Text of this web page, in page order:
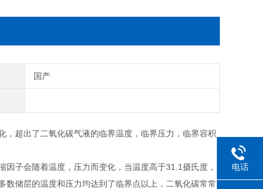
国产
超出了二氧化碳气液的临界温度，临界压力，临界容积
子会随着温度，压力而变化，当温度高于31.1摄氏度，
储层的温度和压力均达到了临界点以上，二氧化碳常常
电话